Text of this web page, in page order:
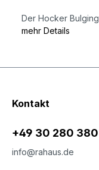
Der Hocker
mehr Details
Kontakt
+49 30 280
info@rahaus.de